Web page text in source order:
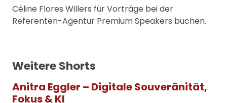
Céline Flores Willers für Vorträge bei der
Referenten-Agentur Premium Speakers buchen.
Weitere Shorts
Anitra Eggler – Digitale Souveränität,
Fokus & KI